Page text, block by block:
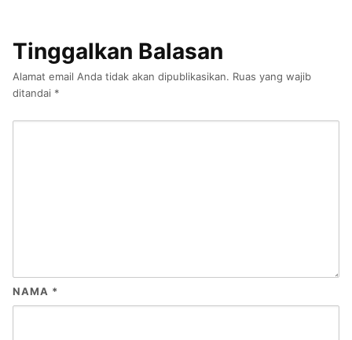
Tinggalkan Balasan
Alamat email Anda tidak akan dipublikasikan. Ruas yang wajib
ditandai *
NAMA *